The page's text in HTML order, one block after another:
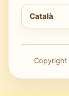
Tria idioma
Català
Copyright